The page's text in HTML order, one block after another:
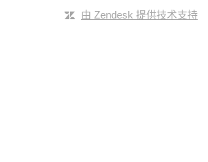
由 Zendesk 提供技术支持